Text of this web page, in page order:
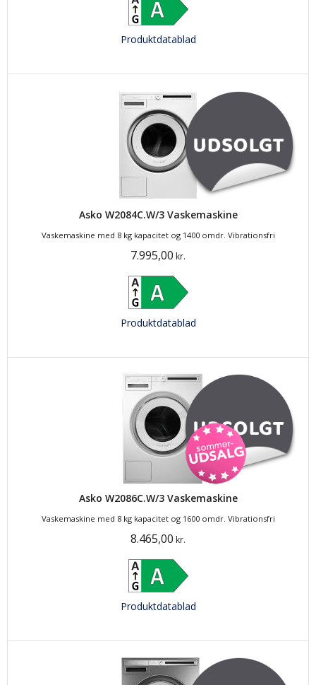
Produktdatablad
Asko W2084C.W/3 Vaskemaskine
Vaskemaskine med 8 kg kapacitet og 1400 omdr. Vibrationsfri
7.995,00 kr.
Produktdatablad
Asko W2086C.W/3 Vaskemaskine
Vaskemaskine med 8 kg kapacitet og 1600 omdr. Vibrationsfri
8.465,00 kr.
Produktdatablad